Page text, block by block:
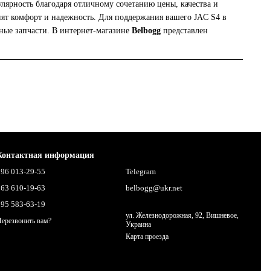
благодаря отличному сочетанию цены, качества и
комфорт и надежность. Для поддержания вашего JAC S4 в
запчасти. В интернет-магазине Belbogg представлен
информация
013-29-55
610-19-63
583-63-19
вам?
Telegram
belbogg@ukr.net
ул. Железнодорожная, 92, Вишневое,
Украина
Карта проезда